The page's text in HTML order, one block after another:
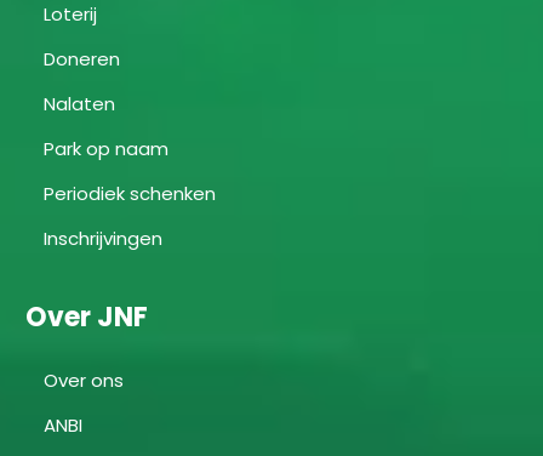
Loterij
Doneren
Nalaten
Park op naam
Periodiek schenken
Inschrijvingen
Over JNF
Over ons
ANBI